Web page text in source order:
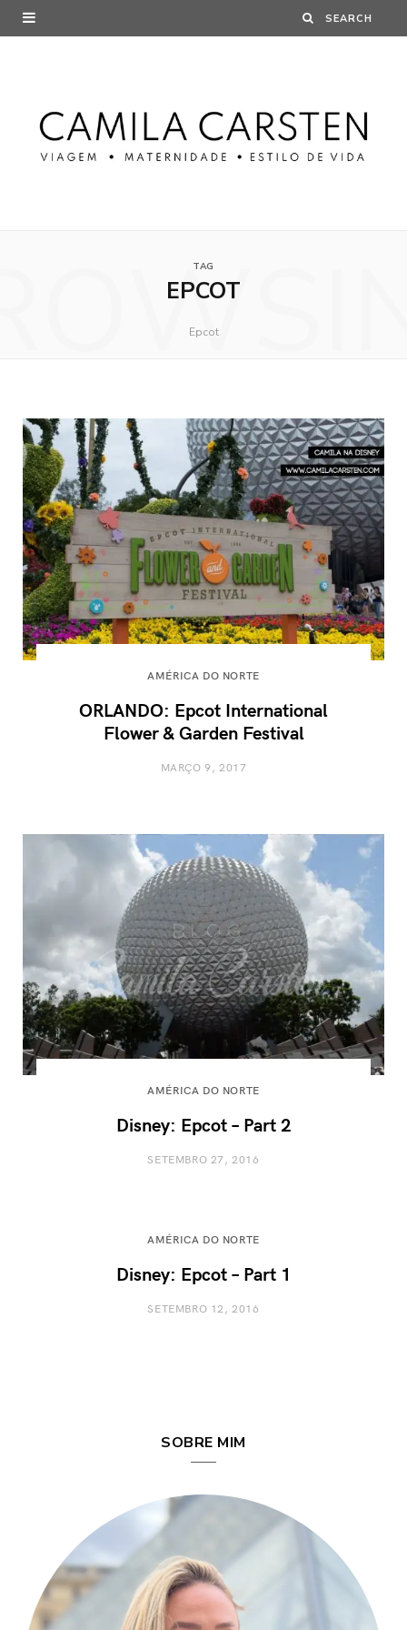
TAG
EPCOT
Epcot
AMÉRICA DO NORTE
ORLANDO: Epcot International
Flower & Garden Festival
MARÇO 9, 2017
AMÉRICA DO NORTE
Disney: Epcot – Part 2
SETEMBRO 27, 2016
AMÉRICA DO NORTE
Disney: Epcot – Part 1
SETEMBRO 12, 2016
SOBRE MIM